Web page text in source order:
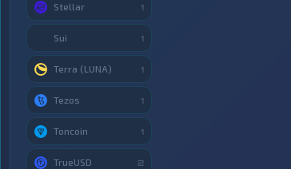
Stellar 1
Sui 1
Terra (LUNA) 1
Tezos 1
Toncoin 1
TrueUSD 2